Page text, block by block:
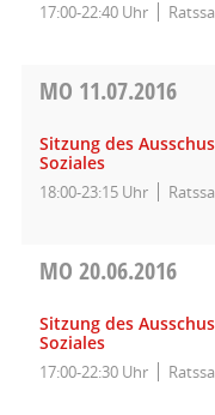
17:00-22:40 Uhr
MO 11.07.2016
Sitzung des
Soziales
18:00-23:15 Uhr
MO 20.06.2016
Sitzung des
Soziales
17:00-22:30 Uhr